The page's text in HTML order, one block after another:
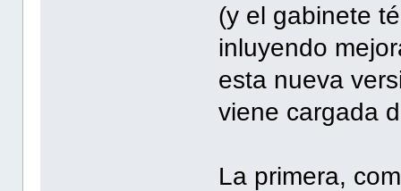
(y el gabinete
inluyendo
esta nueva
viene cargada
La primera,